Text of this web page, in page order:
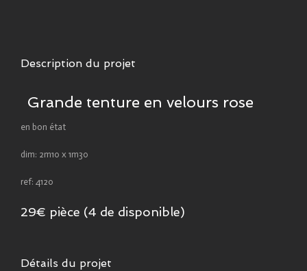
Description du projet
Grande tenture en velours rose
en bon état
dim: 2m10 x 1m30
ref: 4120
29€ pièce (4 de disponible)
Détails du projet